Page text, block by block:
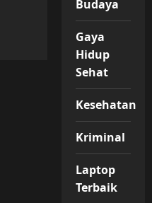
Budaya
Gaya
Hidup
Sehat
Kesehatan
Kriminal
Laptop
Terbaik